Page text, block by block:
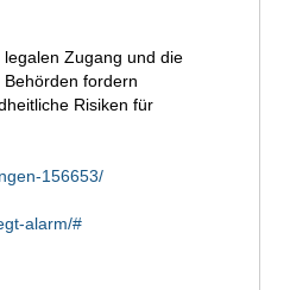
Zugang und die
fordern
Risiken für
156653/
alarm/#